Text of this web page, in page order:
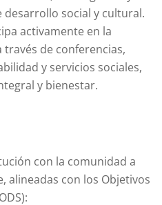
social y cultural.
activamente en la
de conferencias,
y servicios sociales,
y bienestar.
con la comunidad a
alineadas con los Objetivos